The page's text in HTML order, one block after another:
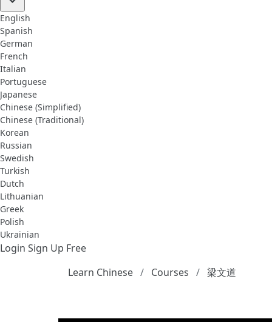
English
Spanish
German
French
Italian
Portuguese
Japanese
Chinese (Simplified)
Chinese (Traditional)
Korean
Russian
Swedish
Turkish
Dutch
Lithuanian
Greek
Polish
Ukrainian
Login Sign Up Free
Learn Chinese
Courses 梁文道